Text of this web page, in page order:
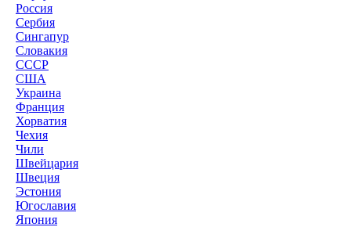
Россия
Сербия
Сингапур
Словакия
СССР
США
Украина
Франция
Хорватия
Чехия
Чили
Швейцария
Швеция
Эстония
Югославия
Япония